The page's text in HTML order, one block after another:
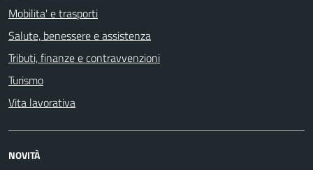
Mobilita' e trasporti
Salute, benessere e assistenza
Tributi, finanze e contravvenzioni
Turismo
Vita lavorativa
NOVITÀ